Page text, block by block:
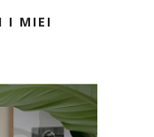
I MIEI